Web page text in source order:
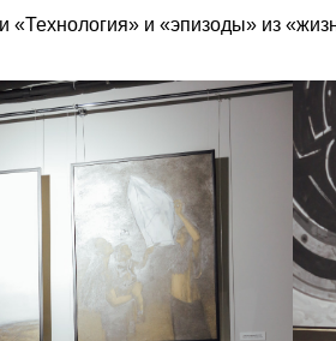
«Технология» и «эпизоды» из